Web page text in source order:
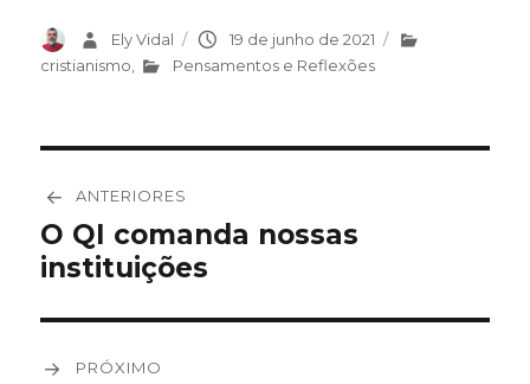
AutorEly Vidal
Publicado
em
19 de junho de 2021
Categorias
cristianismo
Pensamentos e Reflexões
de
Post
ANTERIORES
Post
anterior:
O QI comanda nossas
instituições
PRÓXIMO